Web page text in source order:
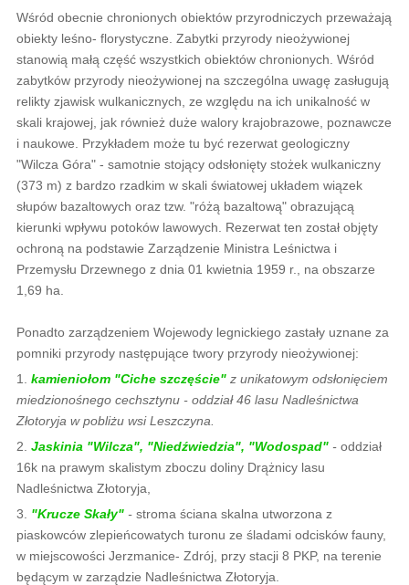
Wśród obecnie chronionych obiektów przyrodniczych przeważają
obiekty leśno- florystyczne. Zabytki przyrody nieożywionej
stanowią małą część wszystkich obiektów chronionych. Wśród
zabytków przyrody nieożywionej na szczególna uwagę zasługują
relikty zjawisk wulkanicznych, ze względu na ich unikalność w
skali krajowej, jak również duże walory krajobrazowe, poznawcze
i naukowe. Przykładem może tu być rezerwat geologiczny
"Wilcza Góra" - samotnie stojący odsłonięty stożek wulkaniczny
(373 m) z bardzo rzadkim w skali światowej układem wiązek
słupów bazaltowych oraz tzw. "różą bazaltową" obrazującą
kierunki wpływu potoków lawowych. Rezerwat ten został objęty
ochroną na podstawie Zarządzenie Ministra Leśnictwa i
Przemysłu Drzewnego z dnia 01 kwietnia 1959 r., na obszarze
1,69 ha.
Ponadto zarządzeniem Wojewody legnickiego zastały uznane za
pomniki przyrody następujące twory przyrody nieożywionej:
1. kamieniołom "Ciche szczęście"z unikatowym odsłonięciem
miedzionośnego cechsztynu - oddział 46 lasu Nadleśnictwa
Złotoryja w pobliżu wsi Leszczyna.
2. Jaskinia "Wilcza", "Niedźwiedzia", "Wodospad"- oddział
16k na prawym skalistym zboczu doliny Drążnicy lasu
Nadleśnictwa Złotoryja,
3. "Krucze Skały"- stroma ściana skalna utworzona z
piaskowców zlepieńcowatych turonu ze śladami odcisków fauny,
w miejscowości Jerzmanice- Zdrój, przy stacji 8 PKP, na terenie
będącym w zarządzie Nadleśnictwa Złotoryja.